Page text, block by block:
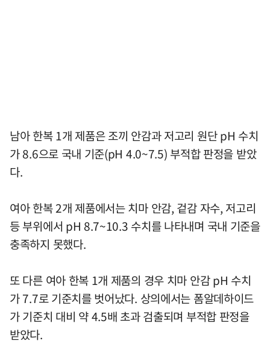
남아 한복 1개 제품은 조끼 안감과 저고리 원단 pH 수치
가 8.6으로 국내 기준(pH 4.0~7.5) 부적합 판정을 받았
다.
여아 한복 2개 제품에서는 치마 안감, 겉감 자수, 저고리
등 부위에서 pH 8.7~10.3 수치를 나타내며 국내 기준을
충족하지 못했다.
또 다른 여아 한복 1개 제품의 경우 치마 안감 pH 수치
가 7.7로 기준치를 벗어났다. 상의에서는 폼알데하이드
가 기준치 대비 약 4.5배 초과 검출되며 부적합 판정을
받았다.